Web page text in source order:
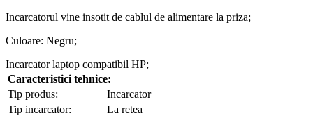
Incarcatorul vine insotit de cablul de alimentare la priza;
Culoare: Negru;
Incarcator laptop compatibil HP;
Caracteristici tehnice:
Tip produs:
Incarcator
Tip incarcator:
La retea